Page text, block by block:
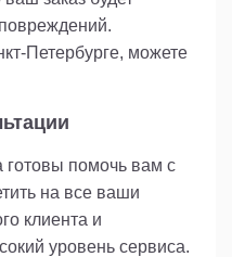
Петербурге, можете
готовы помочь вам с
на все ваши
клиента и
уровень сервиса.